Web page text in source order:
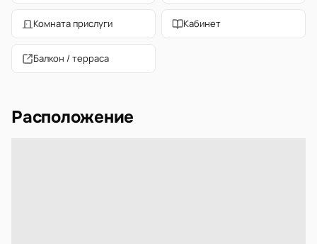
Комната прислуги Кабинет
Балкон / терраса
Расположение